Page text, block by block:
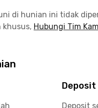
di hunian ini tidak
khusus, Hubungi Tim
Deposit
Deposit